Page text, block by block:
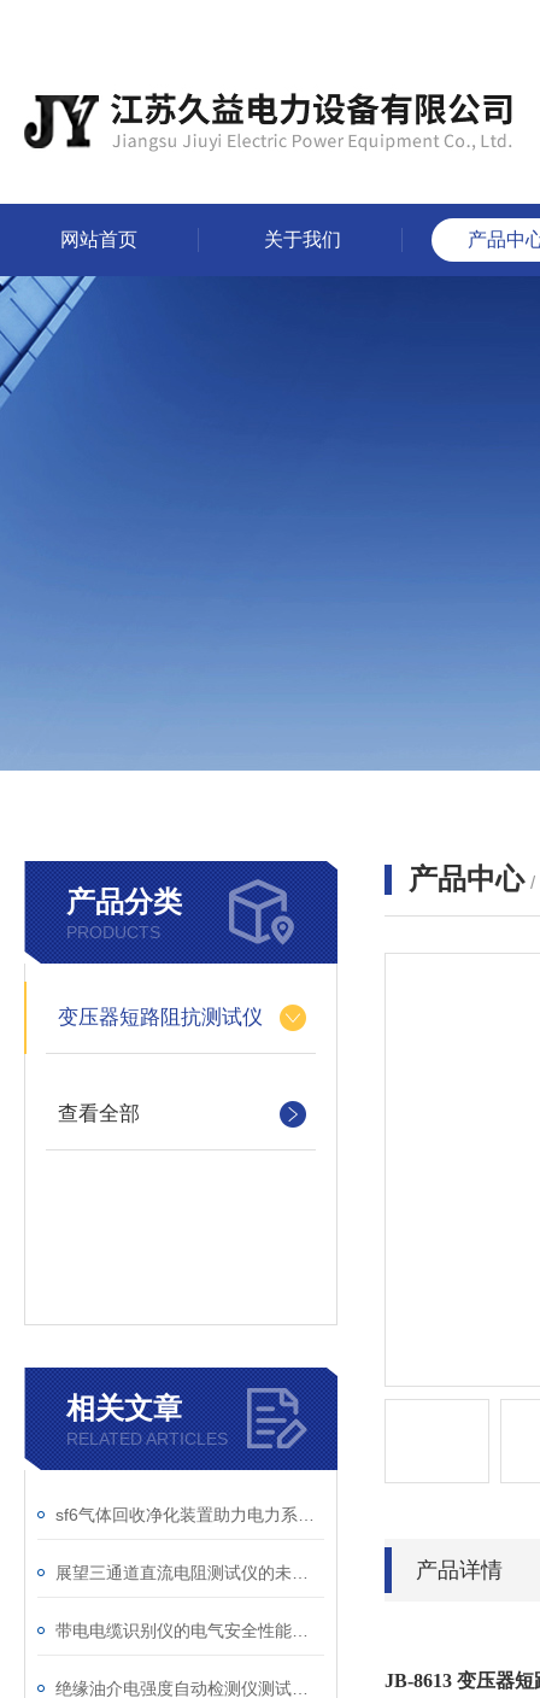
网站首页 关于我们 产品中
产品分类
PRODUCTS
变压器短路阻抗测试仪
查看全部
相关文章
RELATED ARTICLES
产品中心 /
产品详情
JB-8613 变压器